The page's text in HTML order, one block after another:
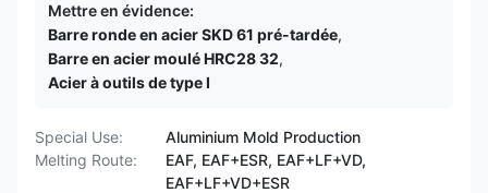
Mettre en évidence:
Barre ronde en acier SKD 61 pré-tardée,
Barre en acier moulé HRC28 32,
Acier à outils de type I
Special Use:
Aluminium Mold Production
Melting Route:
EAF, EAF+ESR, EAF+LF+VD,
EAF+LF+VD+ESR